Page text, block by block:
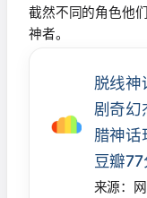
截然不同的角色他
神者。
脱线
剧奇幻
腊神话
豆瓣77
来源：